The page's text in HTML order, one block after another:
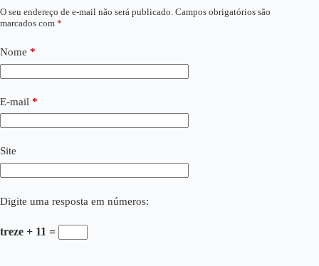
O seu endereço de e-mail não será publicado. Campos obrigatórios são
marcados com *
Nome *
E-mail *
Site
Digite uma resposta em números:
treze + 11 =